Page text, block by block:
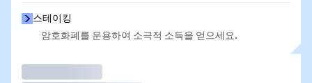
스테이킹
암호화폐를 운용하여 소극적 소득을 얻으세요.